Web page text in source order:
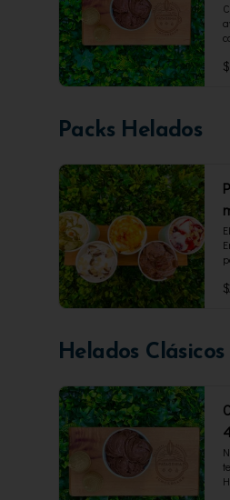
Packs Helados
Helados Clásicos